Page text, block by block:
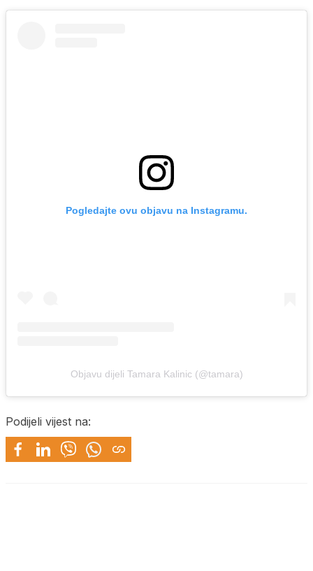
Pogledajte ovu objavu na Instagramu.
Objavu dijeli Tamara Kalinic (@tamara)
Podijeli vijest na: